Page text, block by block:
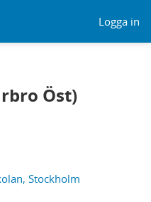
Logga in
Öst)
Stockholm